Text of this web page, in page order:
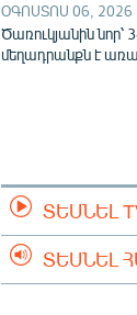
ՕԳՈՍՏՈՍ 06, 2026
Ծառուկյանին նոր՝
մեղադրանքն է
ՏԵՍՆԵԼ
ՏԵՍՆԵԼ